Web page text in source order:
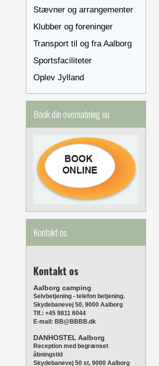
Stævner og arrangementer
Klubber og foreninger
Transport til og fra Aalborg
Sportsfaciliteter
Oplev Jylland
Book din overnatning nu
Kontakt os
Kontakt os
Aalborg camping
Selvbetjening - telefon betjening.
Skydebanevej 50, 9000 Aalborg
Tlf.: +45 9811 6044
E-mail: BB@BBBB.dk
DANHOSTEL Aalborg
Reception med begrænset
åbningstid
Skydebanevej 50 st, 9000 Aalborg